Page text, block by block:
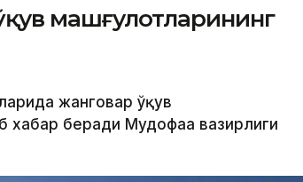
машғулотларининг
жанговар ўқув
хабар беради Мудофаа вазирлиги